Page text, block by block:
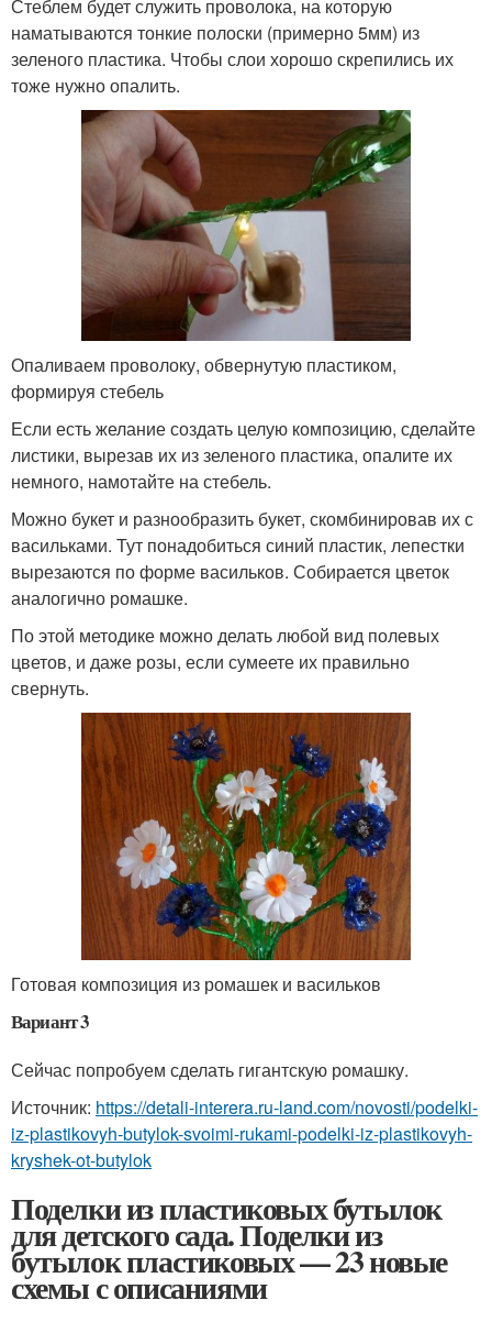
Стеблем будет служить проволока, на которую
наматываются тонкие полоски (примерно 5мм) из
зеленого пластика. Чтобы слои хорошо скрепились их
тоже нужно опалить.
Опаливаем проволоку, обвернутую пластиком,
формируя стебель
Если есть желание создать целую композицию, сделайте
листики, вырезав их из зеленого пластика, опалите их
немного, намотайте на стебель.
Можно букет и разнообразить букет, скомбинировав их с
васильками. Тут понадобиться синий пластик, лепестки
вырезаются по форме васильков. Собирается цветок
аналогично ромашке.
По этой методике можно делать любой вид полевых
цветов, и даже розы, если сумеете их правильно
свернуть.
Готовая композиция из ромашек и васильков
Вариант 3
Сейчас попробуем сделать гигантскую ромашку.
Источник: https://detali-interera.ru-land.com/novosti/podelki-
iz-plastikovyh-butylok-svoimi-rukami-podelki-iz-plastikovyh-
kryshek-ot-butylok
Поделки из пластиковых бутылок
для детского сада. Поделки из
бутылок пластиковых — 23 новые
схемы с описаниями